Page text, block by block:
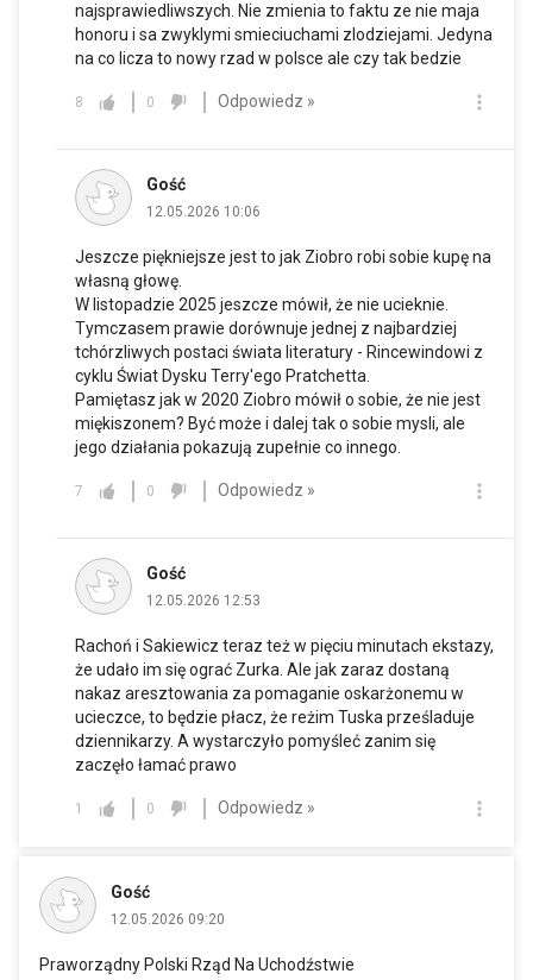
najsprawiedliwszych. Nie zmienia to faktu ze nie maja
honoru i sa zwyklymi smieciuchami zlodziejami. Jedyna
na co licza to nowy rzad w polsce ale czy tak bedzie
8 0 Odpowiedz »
Gość
12.05.2026 10:06
Jeszcze piękniejsze jest to jak Ziobro robi sobie kupę na
własną głowę.
W listopadzie 2025 jeszcze mówił, że nie ucieknie.
Tymczasem prawie dorównuje jednej z najbardziej
tchórzliwych postaci świata literatury - Rincewindowi z
cyklu Świat Dysku Terry'ego Pratchetta.
Pamiętasz jak w 2020 Ziobro mówił o sobie, że nie jest
miękiszonem? Być może i dalej tak o sobie mysli, ale
jego działania pokazują zupełnie co innego.
7 0 Odpowiedz »
Gość
12.05.2026 12:53
Rachoń i Sakiewicz teraz też w pięciu minutach ekstazy,
że udało im się ograć Zurka. Ale jak zaraz dostaną
nakaz aresztowania za pomaganie oskarżonemu w
ucieczce, to będzie płacz, że reżim Tuska prześladuje
dziennikarzy. A wystarczyło pomyśleć zanim się
zaczęło łamać prawo
1 0 Odpowiedz »
Gość
12.05.2026 09:20
Praworządny Polski Rząd Na Uchodźstwie